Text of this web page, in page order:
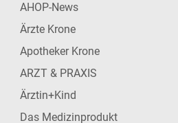
AHOP-News
Ärzte Krone
Apotheker Krone
ARZT & PRAXIS
Ärztin+Kind
Das Medizinprodukt